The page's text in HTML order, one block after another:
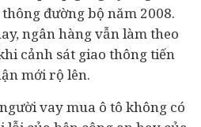
đường bộ năm 2008.
ngân hàng vẫn làm theo
cảnh sát giao thông tiến
mới rộ lên.
vay mua ô tô không có